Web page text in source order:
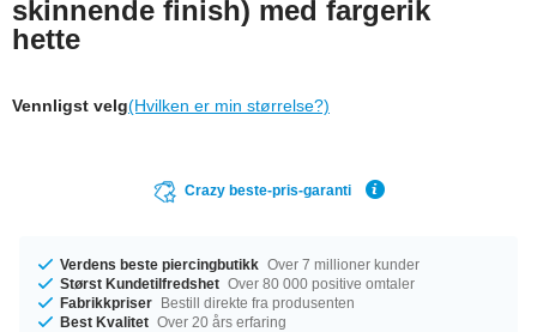
skinnende finish) med fargerik
hette
Vennligst velg(Hvilken er min størrelse?)
Crazy beste-pris-garanti
Verdens beste piercingbutikk Over 7 millioner kunder
Størst Kundetilfredshet Over 80 000 positive omtaler
Fabrikkpriser Bestill direkte fra produsenten
Best Kvalitet Over 20 års erfaring